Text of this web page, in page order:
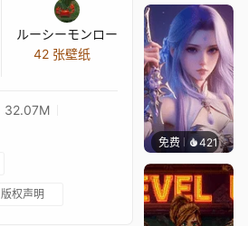
ルーシーモンロー
42 张壁纸
32.07M
版权声明
免费 421好看